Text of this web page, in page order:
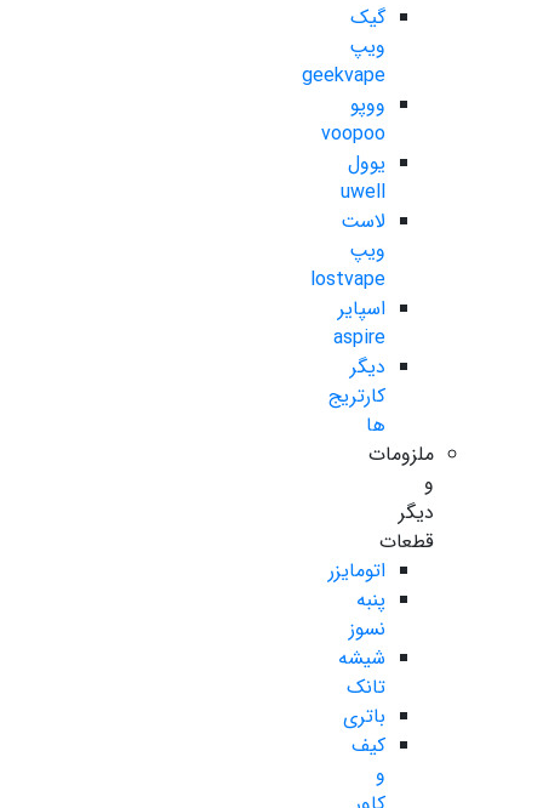
گیک
ویپ
geekvape
ووپو
voopoo
یوول
uwell
لاست
ویپ
lostvape
اسپایر
aspire
دیگر
کارتریج
ها
ملزومات
و
دیگر
قطعات
اتومایزر
پنبه
نسوز
شیشه
تانک
باتری
کیف
و